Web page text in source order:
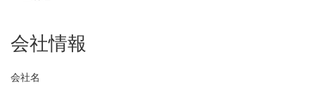
会社情報
会社名